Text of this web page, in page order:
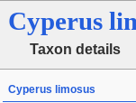
Cyperus
Taxon details
Cyperus limosus